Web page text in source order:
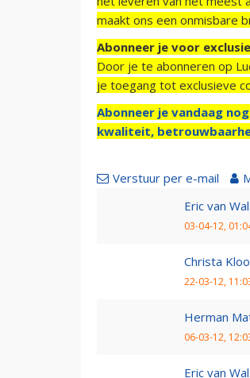
maakt ons een onmisbare
Abonneer je voor
Door je te abonneren op
je toegang tot exclusieve
Abonneer je vandaag
kwaliteit,
Verstuur per e-mail
Eric van
03-04-12,
Christa
22-03-12,
Herman
06-03-12,
Eric van